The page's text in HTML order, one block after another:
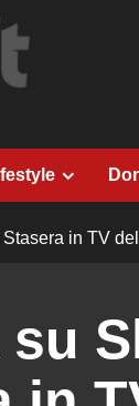
in TV
su